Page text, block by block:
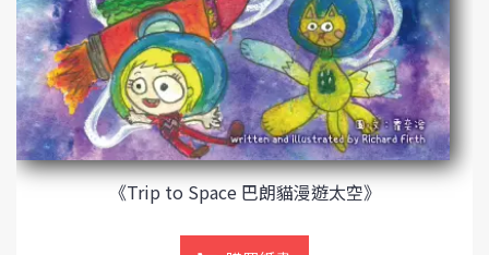
《Trip to Space 巴朗貓漫遊太空》